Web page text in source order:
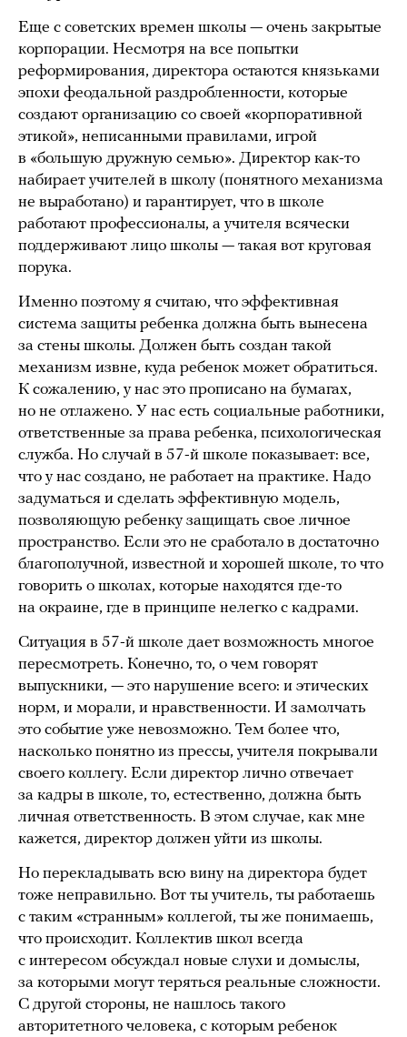
Еще с советских времен школы — очень закрытые
корпорации. Несмотря на все попытки
реформирования, директора остаются князьками
эпохи феодальной раздробленности, которые
создают организацию со своей «корпоративной
этикой», неписанными правилами, игрой
в «большую дружную семью». Директор как-то
набирает учителей в школу (понятного механизма
не выработано) и гарантирует, что в школе
работают профессионалы, а учителя всячески
поддерживают лицо школы — такая вот круговая
порука.
Именно поэтому я считаю, что эффективная
система защиты ребенка должна быть вынесена
за стены школы. Должен быть создан такой
механизм извне, куда ребенок может обратиться.
К сожалению, у нас это прописано на бумагах,
но не отлажено. У нас есть социальные работники,
ответственные за права ребенка, психологическая
служба. Но случай в 57-й школе показывает: все,
что у нас создано, не работает на практике. Надо
задуматься и сделать эффективную модель,
позволяющую ребенку защищать свое личное
пространство. Если это не сработало в достаточно
благополучной, известной и хорошей школе, то что
говорить о школах, которые находятся где-то
на окраине, где в принципе нелегко с кадрами.
Ситуация в 57-й школе дает возможность многое
пересмотреть. Конечно, то, о чем говорят
выпускники, — это нарушение всего: и этических
норм, и морали, и нравственности. И замолчать
это событие уже невозможно. Тем более что,
насколько понятно из прессы, учителя покрывали
своего коллегу. Если директор лично отвечает
за кадры в школе, то, естественно, должна быть
личная ответственность. В этом случае, как мне
кажется, директор должен уйти из школы.
Но перекладывать всю вину на директора будет
тоже неправильно. Вот ты учитель, ты работаешь
с таким «странным» коллегой, ты же понимаешь,
что происходит. Коллектив школ всегда
с интересом обсуждал новые слухи и домыслы,
за которыми могут теряться реальные сложности.
С другой стороны, не нашлось такого
авторитетного человека, с которым ребенок